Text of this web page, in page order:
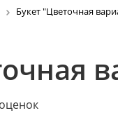
Букет "Цветочная